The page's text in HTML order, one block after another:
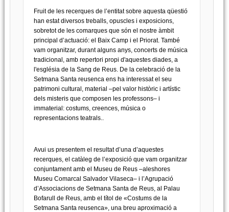
Fruit de les recerques de l’entitat sobre aquesta qüestió
han estat diversos treballs, opuscles i exposicions,
sobretot de les comarques que són el nostre àmbit
principal d’actuació: el Baix Camp i el Priorat. També
vam organitzar, durant alguns anys, concerts de música
tradicional, amb repertori propi d'aquestes diades, a
l'església de la Sang de Reus. De la celebració de la
Setmana Santa reusenca ens ha interessat el seu
patrimoni cultural, material –pel valor històric i artístic
dels misteris que composen les professons– i
immaterial: costums, creences, música o
representacions teatrals..
Avui us presentem el resultat d’una d’aquestes
recerques, el catàleg de l’exposició que vam organitzar
conjuntament amb el Museu de Reus –aleshores
Museu Comarcal Salvador Vilaseca– i l’Agrupació
d’Associacions de Setmana Santa de Reus, al Palau
Bofarull de Reus, amb el títol de «Costums de la
Setmana Santa reusenca», una breu aproximació a